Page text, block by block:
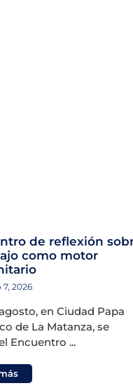
de reflexión
como motor
2026
en Ciudad Papa
de La Matanza, se
Encuentro ...